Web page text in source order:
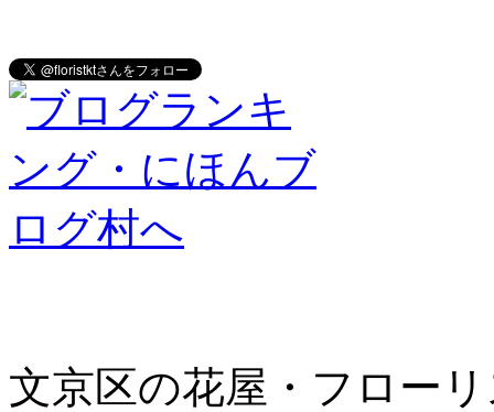
文京区の花屋・フロー